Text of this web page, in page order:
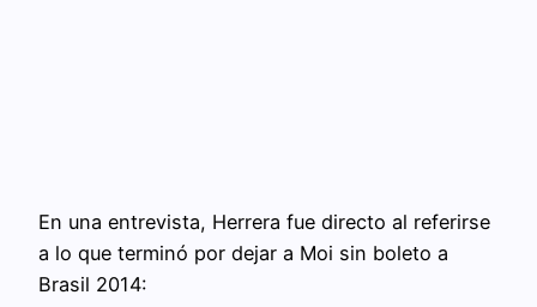
En una entrevista, Herrera fue directo al referirse
a lo que terminó por dejar a Moi sin boleto a
Brasil 2014: